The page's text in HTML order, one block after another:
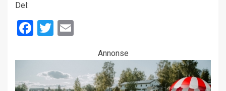
Del:
Facebook
Twitter
Annonse